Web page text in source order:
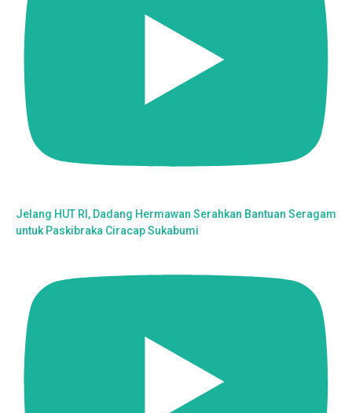
Jelang HUT RI, Dadang Hermawan Serahkan Bantuan Seragam
untuk Paskibraka Ciracap Sukabumi